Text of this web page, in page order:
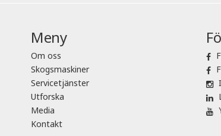
Meny
Om oss
Skogsmaskiner
Servicetjänster
Utforska
Media
Kontakt